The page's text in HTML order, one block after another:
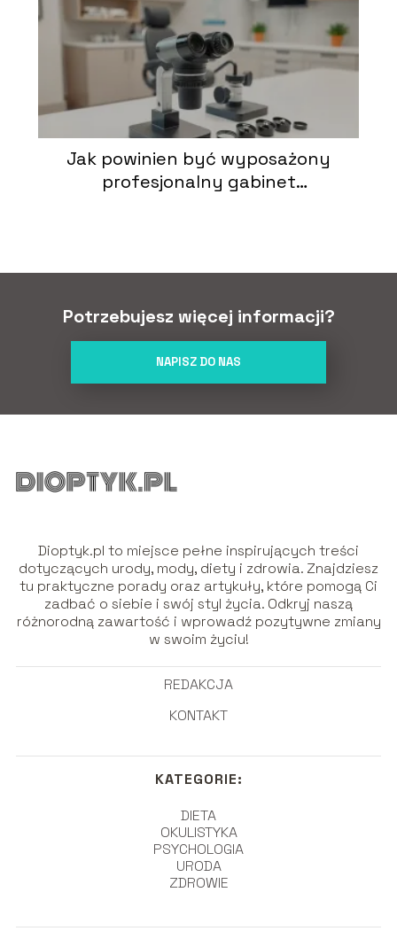
Jak powinien być wyposażony
profesjonalny gabinet
Potrzebujesz więcej informacji?
NAPISZ DO NAS
Dioptyk.pl to miejsce pełne inspirujących treści
dotyczących urody, mody, diety i zdrowia. Znajdziesz
tu praktyczne porady oraz artykuły, które pomogą Ci
zadbać o siebie i swój styl życia. Odkryj naszą
różnorodną zawartość i wprowadź pozytywne zmiany
w swoim życiu!
REDAKCJA
KONTAKT
KATEGORIE:
DIETA
OKULISTYKA
PSYCHOLOGIA
URODA
ZDROWIE